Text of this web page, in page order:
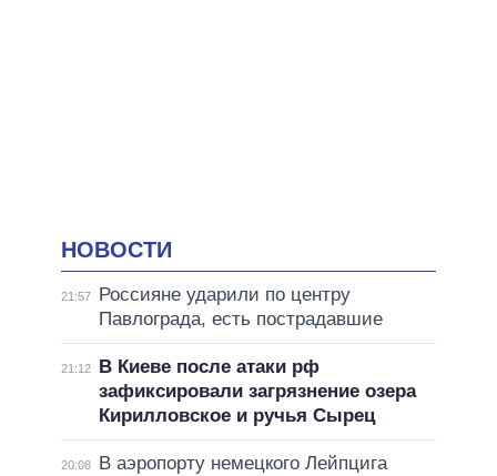
НОВОСТИ
21:57
Россияне ударили по центру
Павлограда, есть пострадавшие
21:12
В Киеве после атаки рф
зафиксировали загрязнение озера
Кирилловское и ручья Сырец
20:08
В аэропорту немецкого Лейпцига